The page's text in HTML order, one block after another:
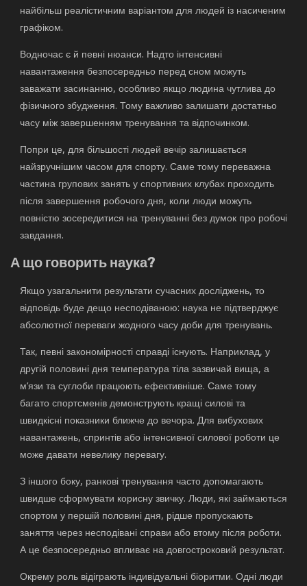
найбільш реалістичним варіантом для людей із насиченим
графіком.
Водночас є й певні нюанси. Надто інтенсивні
навантаження безпосередньо перед сном можуть
заважати засинанню, особливо якщо людина чутлива до
фізичного збудження. Тому важливо залишати достатньо
часу між завершенням тренування та відпочинком.
Попри це, для більшості людей вечір залишається
найзручнішим часом для спорту. Саме тому переважна
частина групових занять у спортивних клубах проходить
після завершення робочого дня, коли люди можуть
повністю зосередитися на тренуванні без думок про робочі
завдання.
А що говорить наука?
Якщо узагальнити результати сучасних досліджень, то
відповідь буде дещо несподіваною: наука не підтверджує
абсолютної переваги жодного часу доби для тренувань.
Так, певні закономірності справді існують. Наприклад, у
другій половині дня температура тіла зазвичай вища, а
м’язи та суглоби працюють ефективніше. Саме тому
багато спортсменів демонструють кращі силові та
швидкісні показники ближче до вечора. Для вибухових
навантажень, спринтів або інтенсивної силової роботи це
може давати невелику перевагу.
З іншого боку, ранкові тренування часто допомагають
швидше сформувати корисну звичку. Люди, які займаються
спортом у першій половині дня, рідше пропускають
заняття через несподівані справи або втому після роботи.
А це безпосередньо впливає на довгостроковий результат.
Окрему роль відіграють індивідуальні біоритми. Одні люди